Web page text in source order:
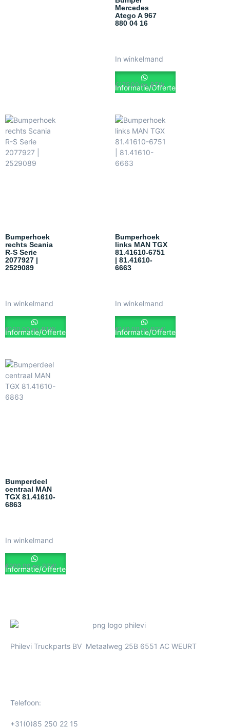
Mercedes
Atego A 967
880 04 16
€175.00 ex. BTW
In winkelmand
Informatie/Offerte
Bumperhoek
rechts Scania
R-S Serie
2077927 |
2529089
€100.00 ex. BTW
In winkelmand
Informatie/Offerte
Bumperhoek
links MAN TGX
81.41610-6751
| 81.41610-
6663
€150.00 ex. BTW
In winkelmand
Informatie/Offerte
Bumperdeel
centraal MAN
TGX 81.41610-
6863
€200.00 ex. BTW
In winkelmand
Informatie/Offerte
Philevi Truckparts BV Metaalweg 25B 6551 AC WEURT
Telefoon:
+31(0)85 250 22 15